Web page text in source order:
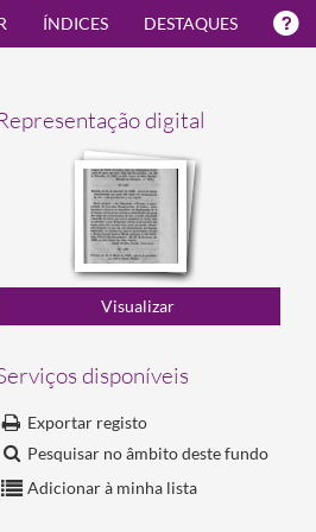
ÍNDICES DESTAQUES
digital
disponíveis
Exportar registo
Pesquisar no âmbito deste fundo
Adicionar à minha lista